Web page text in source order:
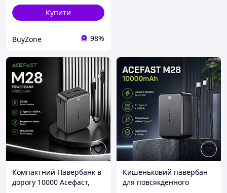
Купити
BuyZone 98%
Компактний Павербанк в
дорогу 10000 Асефаст,
Кишеньковий павербан
для повсякденного